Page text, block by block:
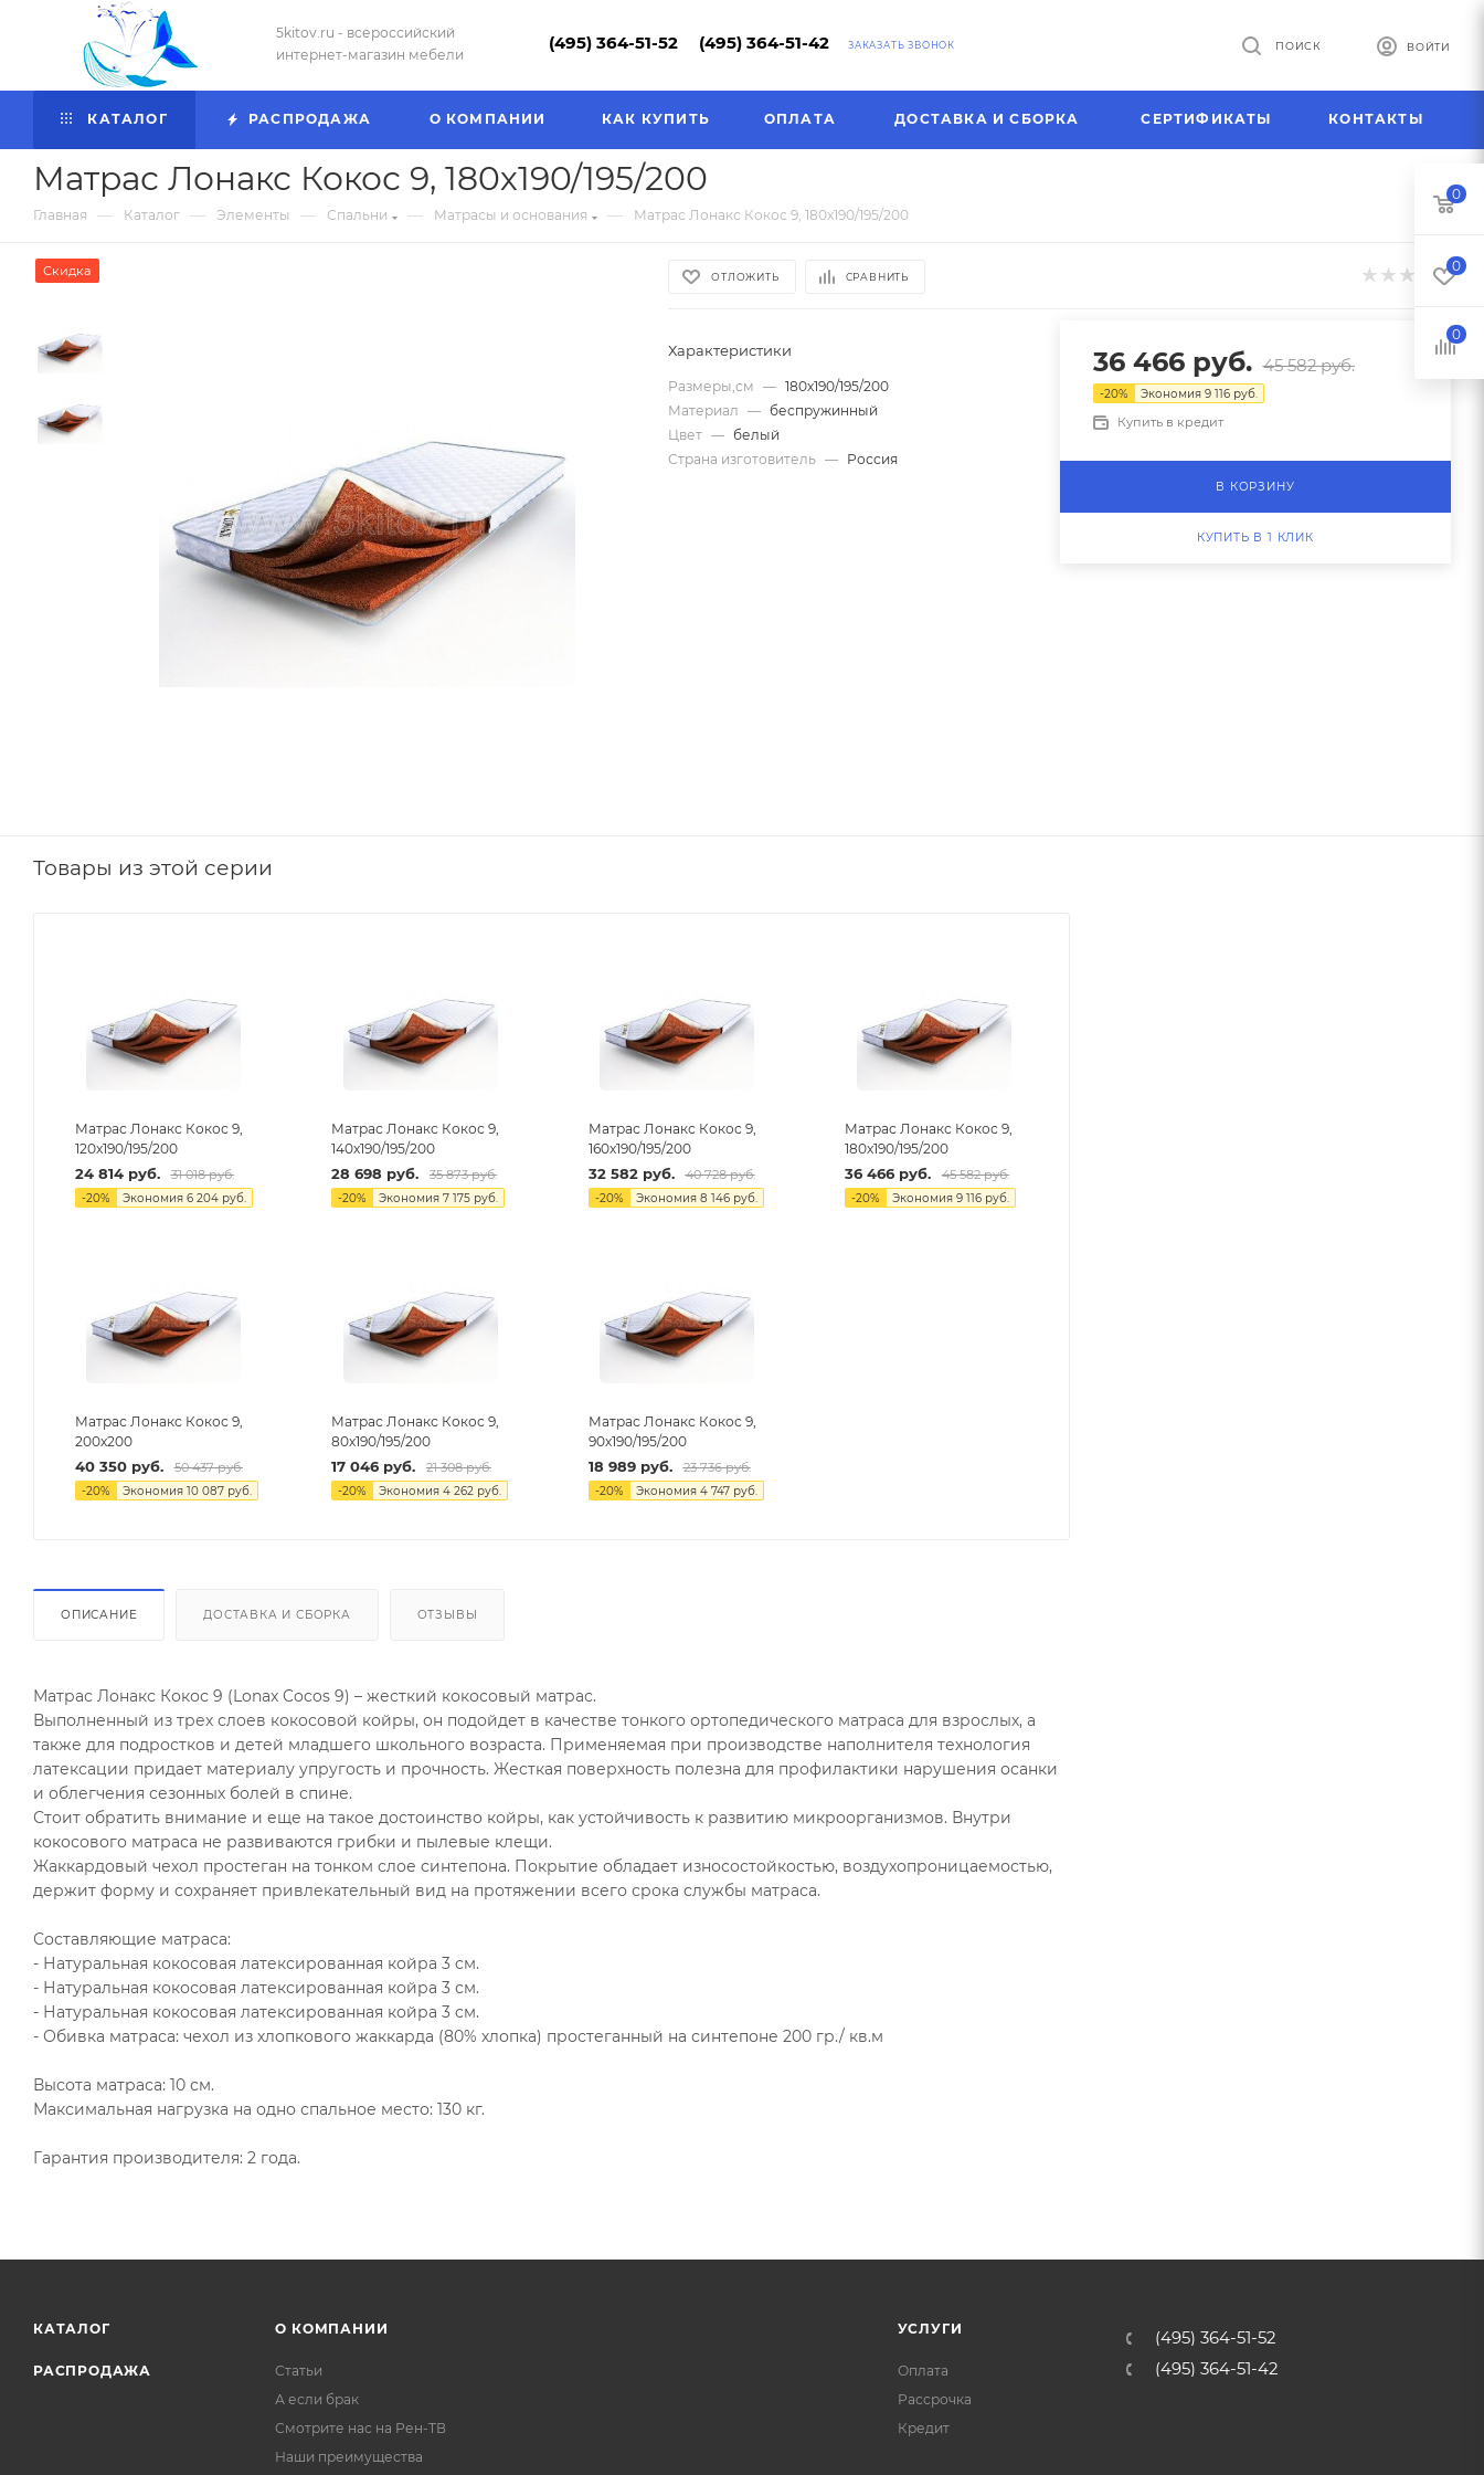
5kitov.ru - всероссийский
интернет-магазин мебели
(495) 364-51-52 (495) 364-51-42 ЗАКАЗАТЬ ЗВОНОК ВОЙТИ
ПОИСК
КАТАЛОГ РАСПРОДАЖА О КОМПАНИИ КАК КУПИТЬ ОПЛАТА ДОСТАВКА И СБОРКА СЕРТИФИКАТЫ КОНТАКТЫ
Матрас Лонакс Кокос 9, 180х190/195/200
Главная — Каталог — Элементы — Спальни — Матрасы и основания — Матрас Лонакс Кокос 9, 180х190/195/200
Скидка ОТЛОЖИТЬ СРАВНИТЬ
Характеристики
Размеры,см — 180х190/195/200
Материал
— беспружинный
Цвет — белый
Страна изготовитель — Россия
36 466руб. 45 582руб.
-20% Экономия 9 116руб.
Купить в кредит
В КОРЗИНУ
КУПИТЬ В 1 КЛИК
Товары из этой серии
Матрас Лонакс Кокос 9,
120х190/195/200
24 814руб. 31 018руб.
-20% Экономия 6 204руб.
Матрас Лонакс Кокос 9,
140х190/195/200
28 698 руб. 35 873руб.
-20% Экономия7 175 руб.
Матрас Лонакс Кокос 9,
160х190/195/200
32 582руб. 40 728руб.
-20% Экономия 8 146руб.
Матрас Лонакс Кокос 9,
180х190/195/200
36 466руб. 45 582руб.
-20% Экономия 9 116руб.
Матрас Лонакс Кокос 9,
200х200
40 350руб. 50 437руб.
-20% Экономия 10 087руб.
Матрас Лонакс Кокос 9,
80х190/195/200
17 046 руб. 21 308руб.
-20% Экономия4 262 руб.
Матрас Лонакс Кокос 9,
90х190/195/200
18 989руб. 23 736руб.
-20% Экономия 4 747руб.
ОПИСАНИЕ ДОСТАВКА И СБОРКА ОТЗЫВЫ
Матрас Лонакс Кокос 9 (Lonax Cocos 9) – жесткий кокосовый матрас.
Выполненный из трех слоев кокосовой койры, он подойдет в качестве тонкого ортопедического матраса для взрослых, а
также для подростков и детей младшего школьного возраста. Применяемая при производстве наполнителя технология
латексации придает материалу упругость и прочность. Жесткая поверхность полезна для профилактики нарушения осанки
и облегчения сезонных болей в спине.
Стоит обратить внимание и еще на такое достоинство койры, как устойчивость к развитию микроорганизмов. Внутри
кокосового матраса не развиваются грибки и пылевые клещи.
Жаккардовый чехол простеган на тонком слое синтепона. Покрытие обладает износостойкостью, воздухопроницаемостью,
держит форму и сохраняет привлекательный вид на протяжении всего срока службы матраса.
Составляющие матраса:
- Натуральная кокосовая латексированная койра 3 см.
- Натуральная кокосовая латексированная койра 3 см.
- Натуральная кокосовая латексированная койра 3 см.
- Обивка матраса: чехол из хлопкового жаккарда (80% хлопка) простеганный на синтепоне 200 гр./ кв.м
Высота матраса: 10 см.
Максимальная нагрузка на одно спальное место: 130 кг.
Гарантия производителя: 2 года.
КАТАЛОГ
РАСПРОДАЖА
О КОМПАНИИ
Статьи
А если брак
Смотрите нас на Рен-ТВ
Наши преимущества
УСЛУГИ
Оплата
Рассрочка
Кредит
(495) 364-51-52
(495) 364-51-42
0
0
0